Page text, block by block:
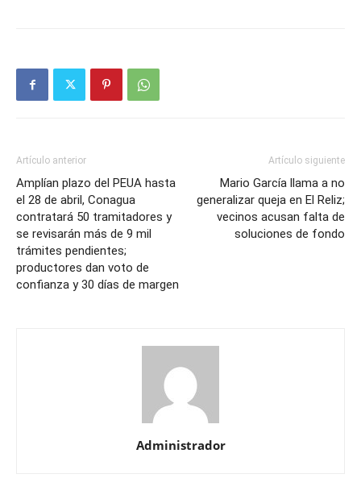
Artículo anterior
Amplían plazo del PEUA hasta
el 28 de abril, Conagua
contratará 50 tramitadores y
se revisarán más de 9 mil
trámites pendientes;
productores dan voto de
confianza y 30 días de margen
Artículo siguiente
Mario García llama a no
generalizar queja en El Reliz;
vecinos acusan falta de
soluciones de fondo
Administrador